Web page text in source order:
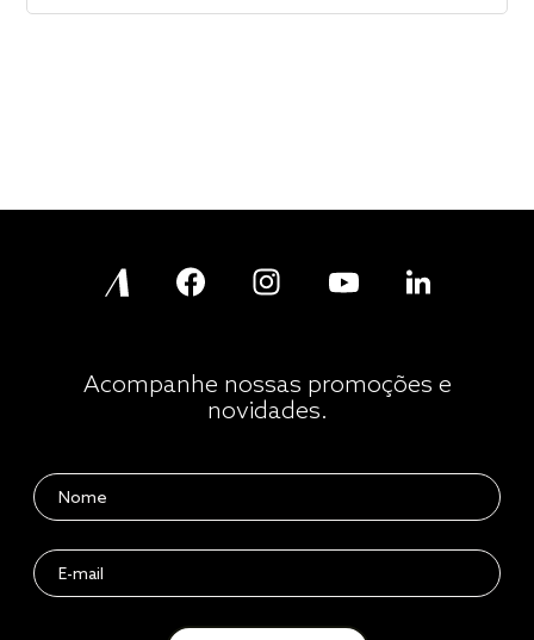
Acompanhe nossas promoções e
novidades.